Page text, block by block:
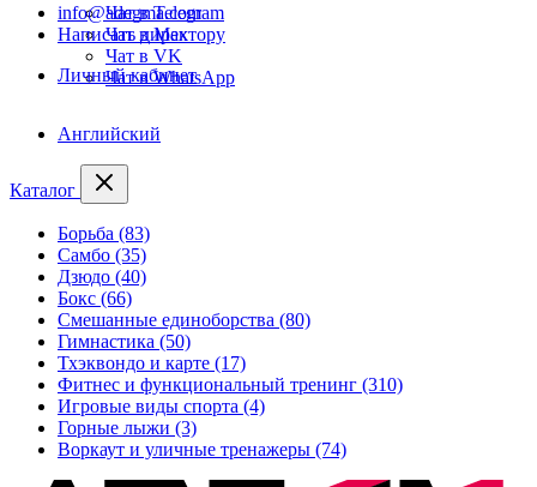
Чат в Telegram
Чат в Max
Чат в VK
Чат в WhatsApp
info@adegma.com
Написать директору
Личный кабинет
Английский
Каталог
Борьба (83)
Самбо (35)
Дзюдо (40)
Бокс (66)
Смешанные единоборства (80)
Гимнастика (50)
Тхэквондо и карте (17)
Фитнес и функциональный тренинг (310)
Игровые виды спорта (4)
Горные лыжи (3)
Воркаут и уличные тренажеры (74)